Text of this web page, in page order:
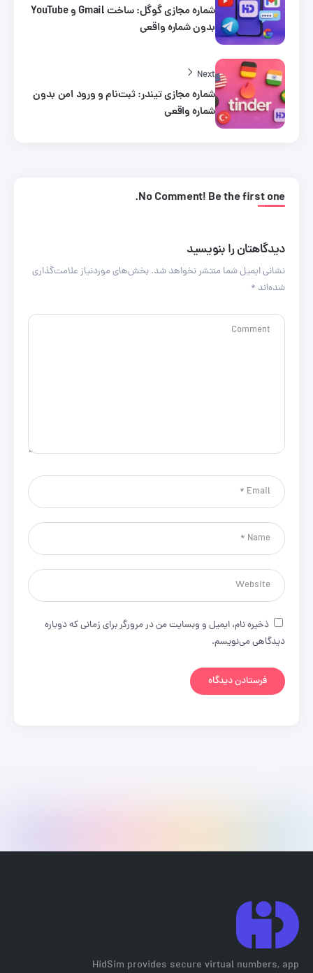
شماره مجازی گوگل: ساخت Gmail و YouTube
بدون شماره واقعی
Next
شماره مجازی تیندر: ثبت‌نام و ورود امن بدون
شماره واقعی
No Comment! Be the first one.
دیدگاهتان را بنویسید
نشانی ایمیل شما منتشر نخواهد شد.بخش‌های موردنیاز علامت‌گذاری
شده‌اند *
ذخیره نام، ایمیل و وبسایت من در مرورگر برای زمانی که دوباره
دیدگاهی می‌نویسم.
HidSim provides secure virtual numbers, app